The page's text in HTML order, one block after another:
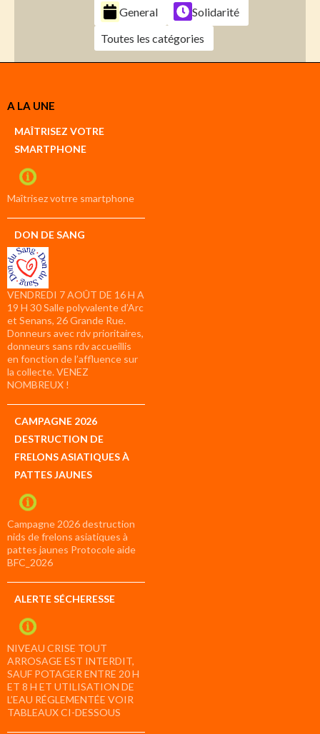
General
Solidarité
Toutes les catégories
Créer
compte
compte
A LA UNE
MAÎTRISEZ VOTRE
SMARTPHONE
Maîtrisez votrre smartphone
DON DE SANG
VENDREDI 7 AOÛT DE 16 H A
19 H 30 Salle polyvalente d’Arc
et Senans, 26 Grande Rue.
Donneurs avec rdv prioritaires,
donneurs sans rdv accueillis
en fonction de l’affluence sur
la collecte. VENEZ
NOMBREUX !
CAMPAGNE 2026
DESTRUCTION DE
FRELONS ASIATIQUES À
PATTES JAUNES
Campagne 2026 destruction
nids de frelons asiatiques à
pattes jaunes Protocole aide
BFC_2026
ALERTE SÉCHERESSE
NIVEAU CRISE TOUT
ARROSAGE EST INTERDIT,
SAUF POTAGER ENTRE 20 H
ET 8 H ET UTILISATION DE
L’EAU RÉGLEMENTÉE VOIR
TABLEAUX CI-DESSOUS